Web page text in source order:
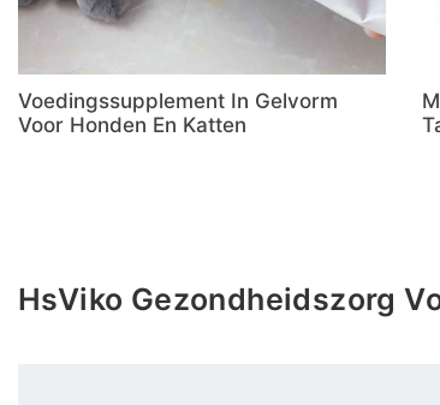
Voedingssupplement In Gelvorm
Voor Honden En Katten
HsViko Gezondheidszorg